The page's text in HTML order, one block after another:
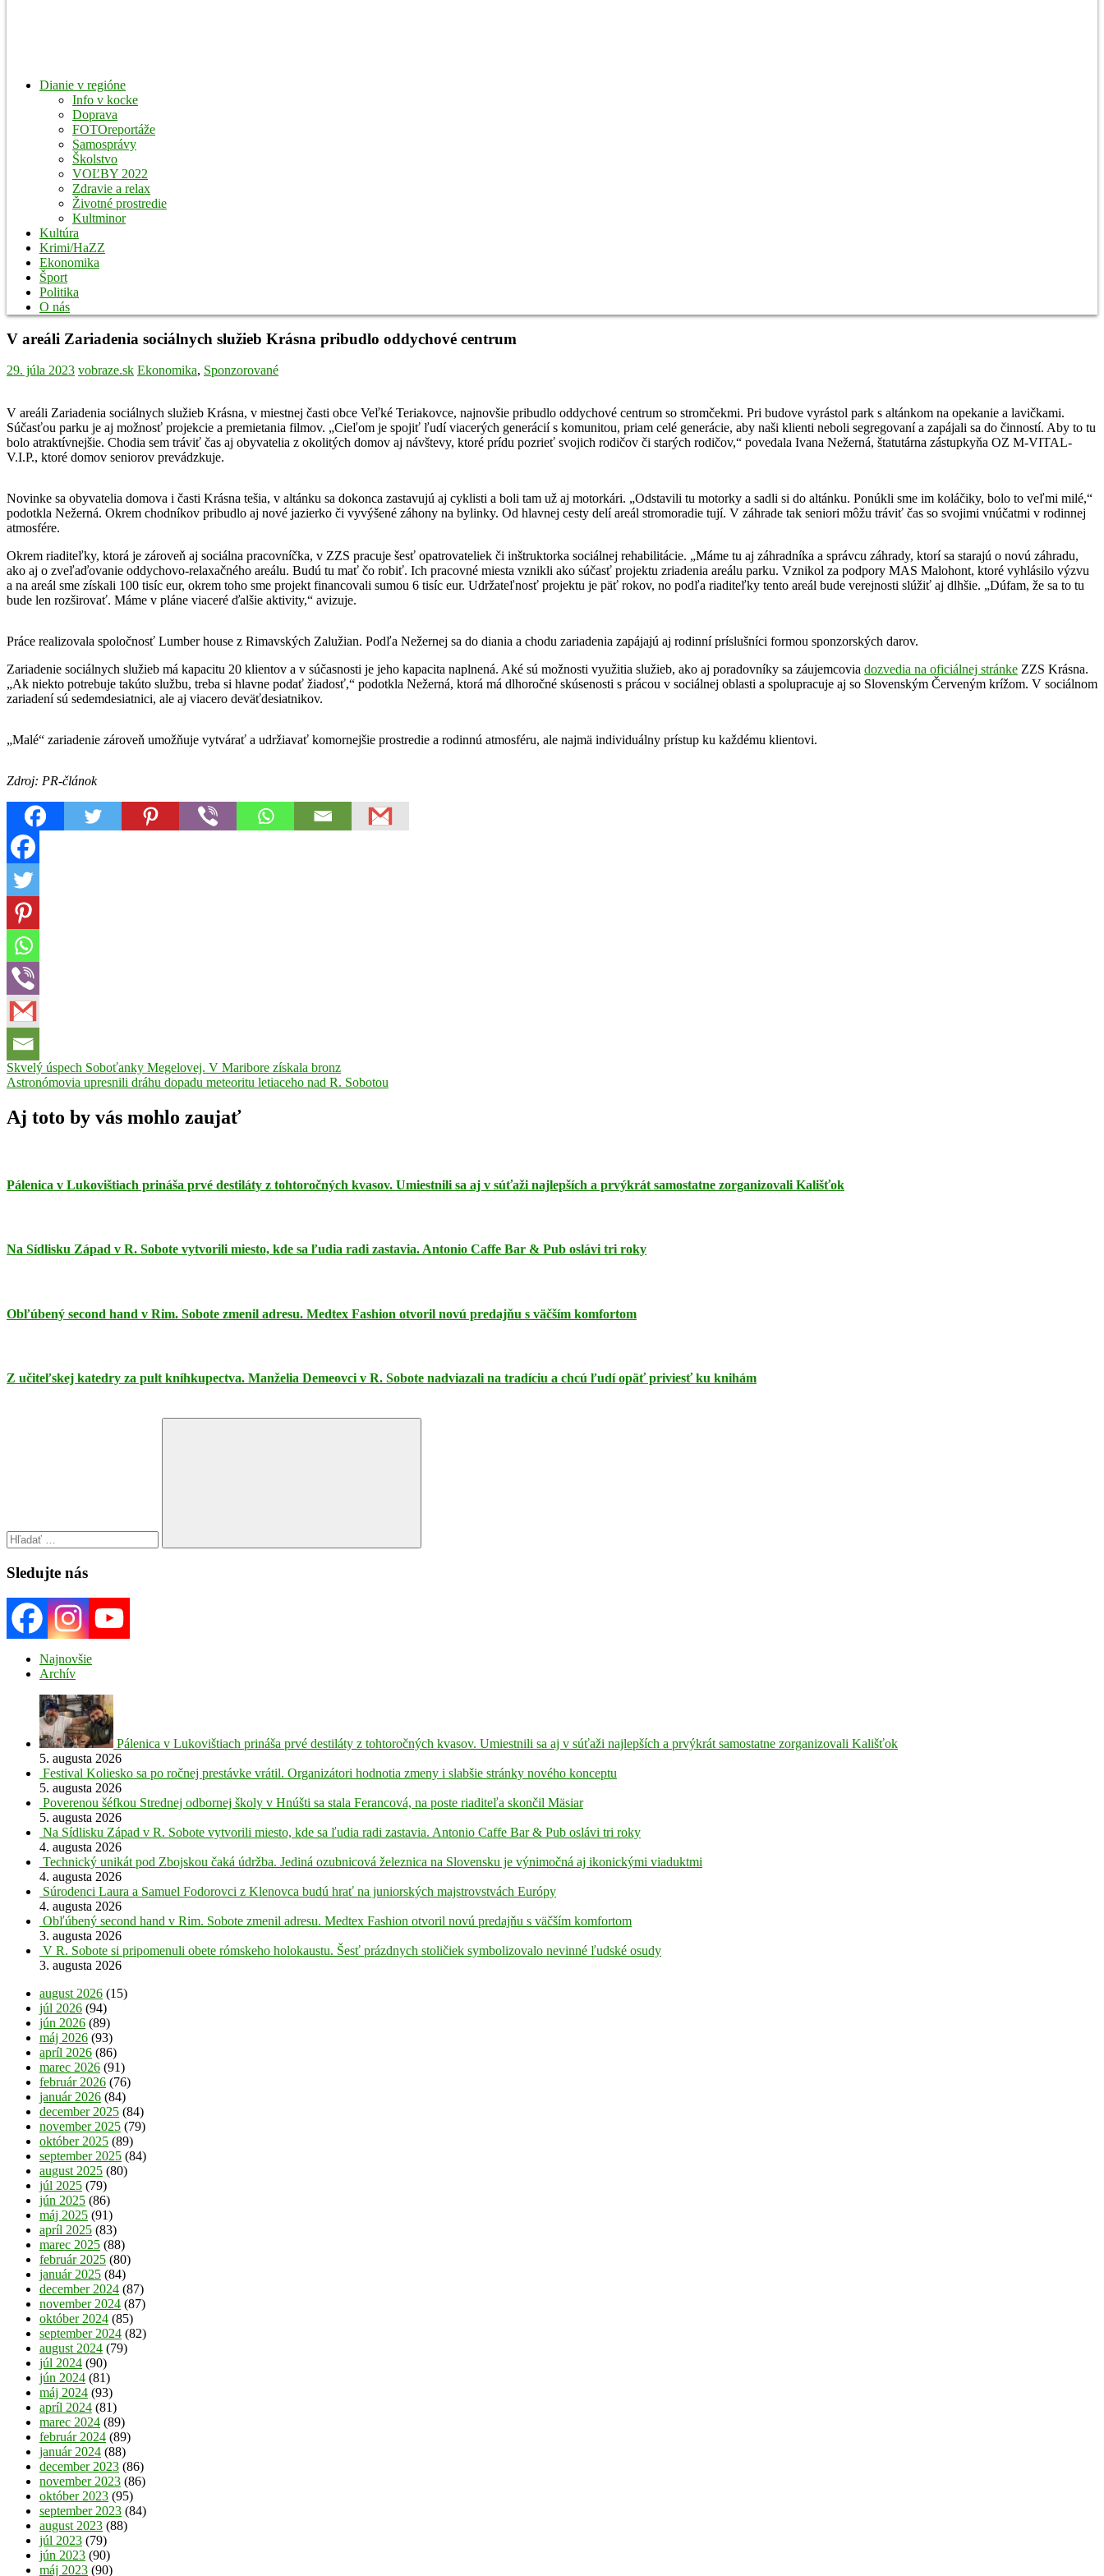
Dianie v regióne
Info v kocke
Doprava
FOTOreportáže
Samosprávy
Školstvo
VOĽBY 2022
Zdravie a relax
Životné prostredie
Kultminor
Kultúra
Krimi/HaZZ
Ekonomika
Šport
Politika
O nás
V areáli Zariadenia sociálnych služieb Krásna pribudlo oddychové centrum
29. júla 2023 vobraze.sk Ekonomika, Sponzorované
V areáli Zariadenia sociálnych služieb Krásna, v miestnej časti obce Veľké Teriakovce, najnovšie pribudlo oddychové centrum so stromčekmi. Pri budove vyrástol park s altánkom na opekanie a lavičkami.
Súčasťou parku je aj možnosť projekcie a premietania filmov. „Cieľom je spojiť ľudí viacerých generácií s komunitou, priam celé generácie, aby naši klienti neboli segregovaní a zapájali sa do činností. Aby to tu
bolo atraktívnejšie. Chodia sem tráviť čas aj obyvatelia z okolitých domov aj návštevy, ktoré prídu pozrieť svojich rodičov či starých rodičov,“ povedala Ivana Nežerná, štatutárna zástupkyňa OZ M-VITAL-
V.I.P., ktoré domov seniorov prevádzkuje.
Novinke sa obyvatelia domova i časti Krásna tešia, v altánku sa dokonca zastavujú aj cyklisti a boli tam už aj motorkári. „Odstavili tu motorky a sadli si do altánku. Ponúkli sme im koláčiky, bolo to veľmi milé,“
podotkla Nežerná. Okrem chodníkov pribudlo aj nové jazierko či vyvýšené záhony na bylinky. Od hlavnej cesty delí areál stromoradie tují. V záhrade tak seniori môžu tráviť čas so svojimi vnúčatmi v rodinnej
atmosfére.
Okrem riaditeľky, ktorá je zároveň aj sociálna pracovníčka, v ZZS pracuje šesť opatrovateliek či inštruktorka sociálnej rehabilitácie. „Máme tu aj záhradníka a správcu záhrady, ktorí sa starajú o novú záhradu,
ako aj o zveľaďovanie oddychovo-relaxačného areálu. Budú tu mať čo robiť. Ich pracovné miesta vznikli ako súčasť projektu zriadenia areálu parku. Vznikol za podpory MAS Malohont, ktoré vyhlásilo výzvu
a na areál sme získali 100 tisíc eur, okrem toho sme projekt financovali sumou 6 tisíc eur. Udržateľnosť projektu je päť rokov, no podľa riaditeľky tento areál bude verejnosti slúžiť aj dlhšie. „Dúfam, že sa to tu
bude len rozširovať. Máme v pláne viaceré ďalšie aktivity,“ avizuje.
Práce realizovala spoločnosť Lumber house z Rimavských Zalužian. Podľa Nežernej sa do diania a chodu zariadenia zapájajú aj rodinní príslušníci formou sponzorských darov.
Zariadenie sociálnych služieb má kapacitu 20 klientov a v súčasnosti je jeho kapacita naplnená. Aké sú možnosti využitia služieb, ako aj poradovníky sa záujemcovia dozvedia na oficiálnej stránke ZZS Krásna.
„Ak niekto potrebuje takúto službu, treba si hlavne podať žiadosť,“ podotkla Nežerná, ktorá má dlhoročné skúsenosti s prácou v sociálnej oblasti a spolupracuje aj so Slovenským Červeným krížom. V sociálnom
zariadení sú sedemdesiatnici, ale aj viacero deväťdesiatnikov.
„Malé“ zariadenie zároveň umožňuje vytvárať a udržiavať komornejšie prostredie a rodinnú atmosféru, ale najmä individuálny prístup ku každému klientovi.
Zdroj: PR-článok
Navigácia
v
článku
Previous
Post:
Skvelý úspech Soboťanky Megelovej. V Maribore získala bronz
Next
Astronómovia upresnili dráhu dopadu meteoritu letiaceho nad R. Sobotou
Aj toto by vás mohlo zaujať
Pálenica v Lukovištiach prináša prvé destiláty z tohtoročných kvasov. Umiestnili sa aj v súťaži najlepších a prvýkrát samostatne zorganizovali Kališťok
Na Sídlisku Západ v R. Sobote vytvorili miesto, kde sa ľudia radi zastavia. Antonio Caffe Bar & Pub oslávi tri roky
Obľúbený second hand v Rim. Sobote zmenil adresu. Medtex Fashion otvoril novú predajňu s väčším komfortom
Z učiteľskej katedry za pult kníhkupectva. Manželia Demeovci v R. Sobote nadviazali na tradíciu a chcú ľudí opäť priviesť ku knihám
Search
Sledujte nás
Najnovšie
Archív
Pálenica v Lukovištiach prináša prvé destiláty z tohtoročných kvasov. Umiestnili sa aj v súťaži najlepších a prvýkrát samostatne zorganizovali Kališťok
5. augusta 2026
Festival Koliesko sa po ročnej prestávke vrátil. Organizátori hodnotia zmeny i slabšie stránky nového konceptu
5. augusta 2026
Poverenou šéfkou Strednej odbornej školy v Hnúšti sa stala Ferancová, na poste riaditeľa skončil Mäsiar
5. augusta 2026
Na Sídlisku Západ v R. Sobote vytvorili miesto, kde sa ľudia radi zastavia. Antonio Caffe Bar & Pub oslávi tri roky
4. augusta 2026
Technický unikát pod Zbojskou čaká údržba. Jediná ozubnicová železnica na Slovensku je výnimočná aj ikonickými viaduktmi
4. augusta 2026
Súrodenci Laura a Samuel Fodorovci z Klenovca budú hrať na juniorských majstrovstvách Európy
4. augusta 2026
Obľúbený second hand v Rim. Sobote zmenil adresu. Medtex Fashion otvoril novú predajňu s väčším komfortom
3. augusta 2026
V R. Sobote si pripomenuli obete rómskeho holokaustu. Šesť prázdnych stoličiek symbolizovalo nevinné ľudské osudy
3. augusta 2026
august 2026 (15)
júl 2026 (94)
jún 2026 (89)
máj 2026 (93)
apríl 2026 (86)
marec 2026 (91)
február 2026 (76)
január 2026 (84)
december 2025 (84)
november 2025 (79)
október 2025 (89)
september 2025 (84)
august 2025 (80)
júl 2025 (79)
jún 2025 (86)
máj 2025 (91)
apríl 2025 (83)
marec 2025 (88)
február 2025 (80)
január 2025 (84)
december 2024 (87)
november 2024 (87)
október 2024 (85)
september 2024 (82)
august 2024 (79)
júl 2024 (90)
jún 2024 (81)
máj 2024 (93)
apríl 2024 (81)
marec 2024 (89)
február 2024 (89)
január 2024 (88)
december 2023 (86)
november 2023 (86)
október 2023 (95)
september 2023 (84)
august 2023 (88)
júl 2023 (79)
jún 2023 (90)
máj 2023 (90)